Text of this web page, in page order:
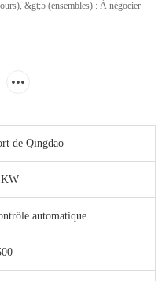
&gt;5 (ensembles) : À négocier
de Qingdao
automatique